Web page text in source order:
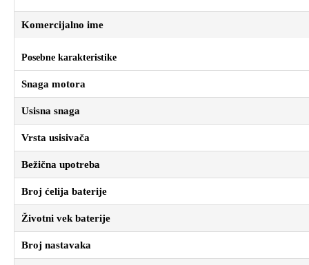
Komercijalno ime
Posebne karakteristike
Snaga motora
Usisna snaga
Vrsta usisivača
Bežična upotreba
Broj ćelija baterije
Životni vek baterije
Broj nastavaka